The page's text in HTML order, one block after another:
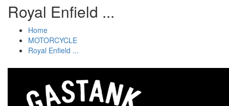
Royal Enfield ...
Home
MOTORCYCLE
Royal Enfield ...